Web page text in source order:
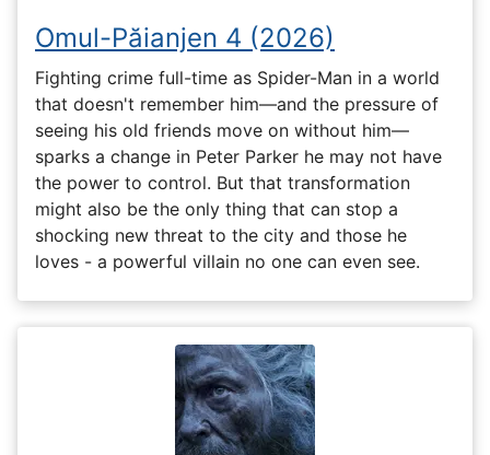
Omul-Păianjen 4 (2026)
Fighting crime full-time as Spider-Man in a world
that doesn't remember him—and the pressure of
seeing his old friends move on without him—
sparks a change in Peter Parker he may not have
the power to control. But that transformation
might also be the only thing that can stop a
shocking new threat to the city and those he
loves - a powerful villain no one can even see.